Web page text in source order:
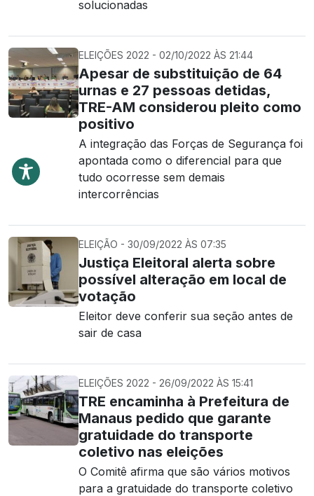
solucionadas
ELEIÇÕES 2022 - 02/10/2022 ÀS 21:44
Apesar de substituição de 64
urnas e 27 pessoas detidas,
TRE-AM considerou pleito como
positivo
A integração das Forças de Segurança foi
apontada como o diferencial para que
tudo ocorresse sem demais
intercorrências
ELEIÇÃO - 30/09/2022 ÀS 07:35
Justiça Eleitoral alerta sobre
possível alteração em local de
votação
Eleitor deve conferir sua seção antes de
sair de casa
ELEIÇÕES 2022 - 26/09/2022 ÀS 15:41
TRE encaminha à Prefeitura de
Manaus pedido que garante
gratuidade do transporte
coletivo nas eleições
O Comitê afirma que são vários motivos
para a gratuidade do transporte coletivo